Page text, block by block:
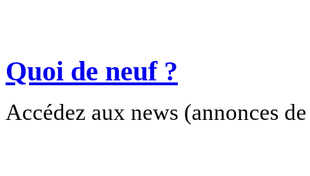
Quoi de neuf ?
Accédez aux news (annonces